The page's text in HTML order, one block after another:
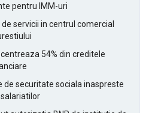
pentru IMM-uri
servicii in centrul comercial
54% din creditele
de securitate sociala inaspreste